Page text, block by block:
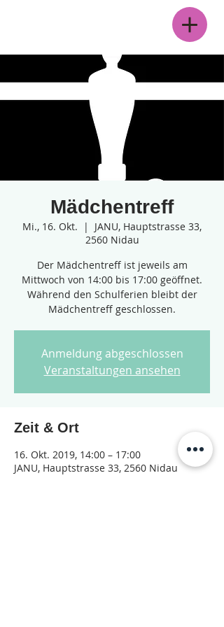
Mädchentreff
Mi., 16. Okt.
  |
JANU, Hauptstrasse 33,
2560 Nidau
Der Mädchentreff ist jeweils am
Mittwoch von 14:00 bis 17:00 geöffnet.
Während den Schulferien bleibt der
Mädchentreff geschlossen.
Anmeldung abgeschlossen
Veranstaltungen ansehen
Zeit & Ort
16. Okt. 2019, 14:00 – 17:00
JANU, Hauptstrasse 33, 2560 Nidau